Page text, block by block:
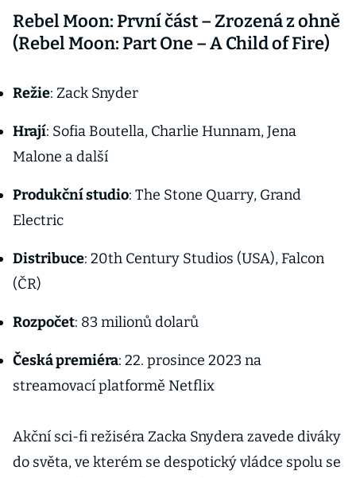
Rebel Moon: První část – Zrozená z ohně
(Rebel Moon: Part One – A Child of Fire)
Režie: Zack Snyder
Hrají: Sofia Boutella, Charlie Hunnam, Jena
Malone a další
Produkční studio: The Stone Quarry, Grand
Electric
Distribuce: 20th Century Studios (USA), Falcon
(ČR)
Rozpočet: 83 milionů dolarů
Česká premiéra: 22. prosince 2023 na
streamovací platformě Netflix
Akční sci-fi režiséra Zacka Snydera zavede diváky
do světa, ve kterém se despotický vládce spolu se